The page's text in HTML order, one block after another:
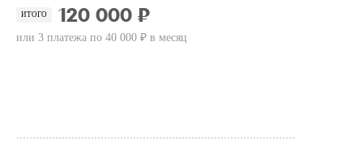
ИТОГО 120 000 ₽
или 3 платежа по 40 000 ₽ в месяц
......................................................................................